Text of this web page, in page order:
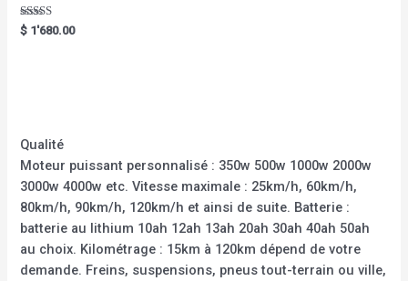
Rated
5.00
$ 1'680.00
Qualité
Moteur puissant personnalisé : 350w 500w 1000w 2000w
3000w 4000w etc. Vitesse maximale : 25km/h, 60km/h,
80km/h, 90km/h, 120km/h et ainsi de suite. Batterie :
batterie au lithium 10ah 12ah 13ah 20ah 30ah 40ah 50ah
au choix. Kilométrage : 15km à 120km dépend de votre
demande. Freins, suspensions, pneus tout-terrain ou ville,